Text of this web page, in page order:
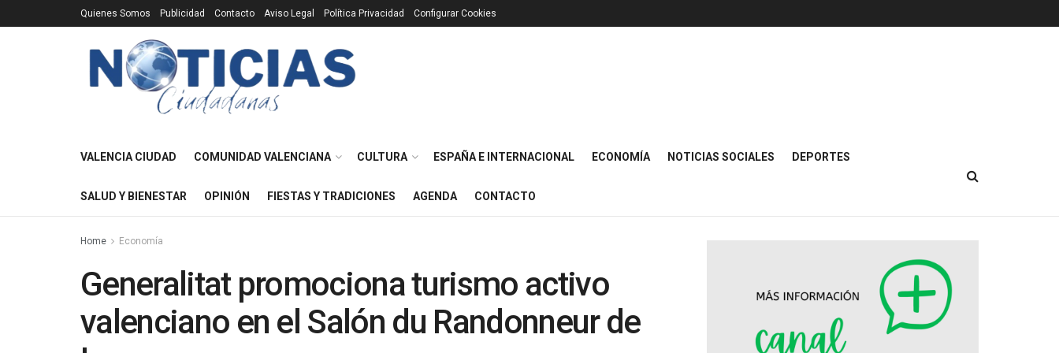
Quienes Somos Publicidad Contacto Aviso Legal Política Privacidad Configurar Cookies
VALENCIA CIUDAD COMUNIDAD VALENCIANA CULTURA ESPAÑA E INTERNACIONAL ECONOMÍA NOTICIAS SOCIALES DEPORTES
SALUD Y BIENESTAR OPINIÓN FIESTAS Y TRADICIONES AGENDA CONTACTO
Home Economía
Generalitat promociona turismo activo
valenciano en el Salón du Randonneur de